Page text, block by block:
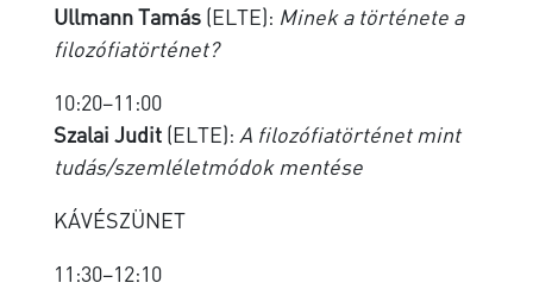
Ullmann Tamás (ELTE): Minek a története a
filozófiatörténet?
10:20–11:00
Szalai Judit (ELTE): A filozófiatörténet mint
tudás/szemléletmódok mentése
KÁVÉSZÜNET
11:30–12:10